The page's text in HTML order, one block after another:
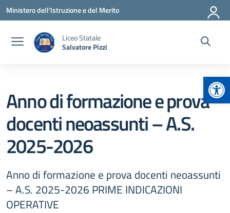
Vai ai contenuti
Vai al menu di navigazione
Vai al footer
Ministero dell'Istruzione e del Merito
Liceo Statale
Salvatore Pizzi
Anno di formazione e prova
docenti neoassunti – A.S.
2025-2026
Anno di formazione e prova docenti neoassunti
– A.S. 2025-2026 PRIME INDICAZIONI
OPERATIVE